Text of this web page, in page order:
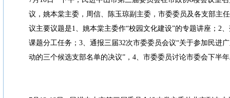
议，姚本棠主委，周信、陈玉琼副主委，市委委员及各支部主
议主要议题是1、姚本棠主委作“校园文化建设”的专题讲座；2
课题分工任务；3、通报三届32次市委委员会议“关于参加民进
动的三个候选支部名单的决议”，4、市委委员讨论市委会下半